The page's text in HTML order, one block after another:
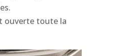
ouverte toute la